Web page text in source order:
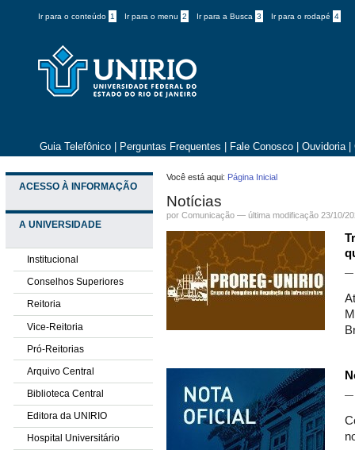
Ir para o conteúdo 1 Ir para o menu 2 Ir para a Busca 3 Ir para o rodapé 4
Guia Telefônico Perguntas Frequentes Fale Conosco Ouvidoria
ACESSO À INFORMAÇÃO
A UNIVERSIDADE
Institucional
Conselhos Superiores
Reitoria
Vice-Reitoria
Pró-Reitorias
Arquivo Central
Biblioteca Central
Editora da UNIRIO
Hospital Universitário
Você está aqui: Página Inicial
Notícias
por Comunicação —última modificação 23/10/